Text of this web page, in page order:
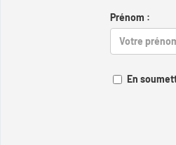
Prénom :
En